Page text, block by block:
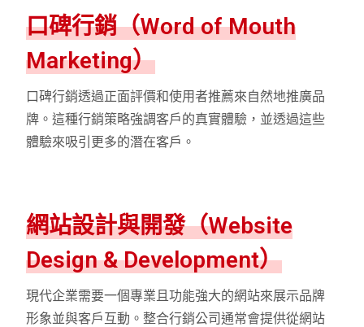
口碑行銷（Word of Mouth
Marketing）
口碑行銷透過正面評價和使用者推薦來自然地推廣品
牌。這種行銷策略強調客戶的真實體驗，並透過這些
體驗來吸引更多的潛在客戶。
網站設計與開發（Website
Design & Development）
現代企業需要一個專業且功能強大的網站來展示品牌
形象並與客戶互動。整合行銷公司通常會提供從網站